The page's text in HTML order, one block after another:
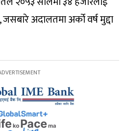
अदालतमा अर्को वर्ष मुद्दा